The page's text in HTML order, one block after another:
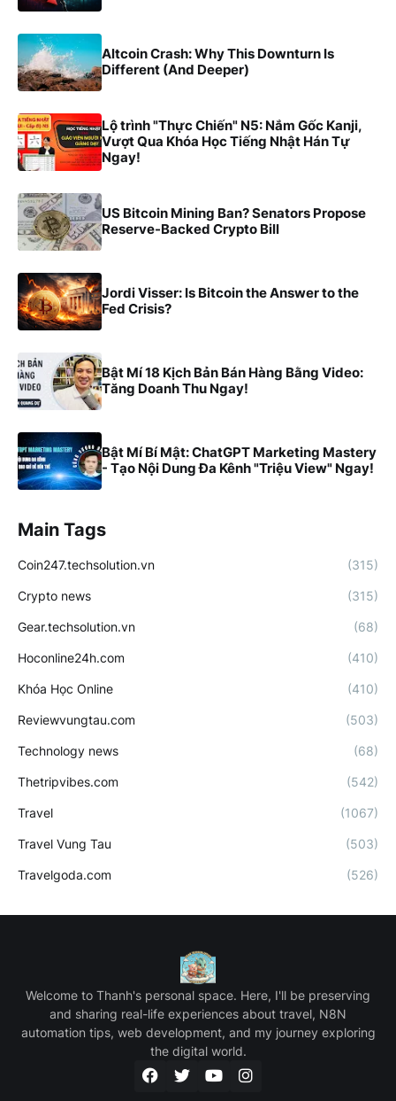
Altcoin Crash: Why This Downturn Is
Different (And Deeper)
Lộ trình "Thực Chiến" N5: Nắm Gốc Kanji,
Vượt Qua Khóa Học Tiếng Nhật Hán Tự
Ngay!
US Bitcoin Mining Ban? Senators Propose
Reserve-Backed Crypto Bill
Jordi Visser: Is Bitcoin the Answer to the
Fed Crisis?
Bật Mí 18 Kịch Bản Bán Hàng Bằng Video:
Tăng Doanh Thu Ngay!
Bật Mí Bí Mật: ChatGPT Marketing Mastery
- Tạo Nội Dung Đa Kênh "Triệu View" Ngay!
Main Tags
Coin247.techsolution.vn (315)
Crypto news (315)
Gear.techsolution.vn (68)
Hoconline24h.com (410)
Khóa Học Online (410)
Reviewvungtau.com (503)
Technology news (68)
Thetripvibes.com (542)
Travel (1067)
Travel Vung Tau (503)
Travelgoda.com (526)
Welcome to Thanh's personal space. Here, I'll be preserving
and sharing real-life experiences about travel, N8N
automation tips, web development, and my journey exploring
the digital world.